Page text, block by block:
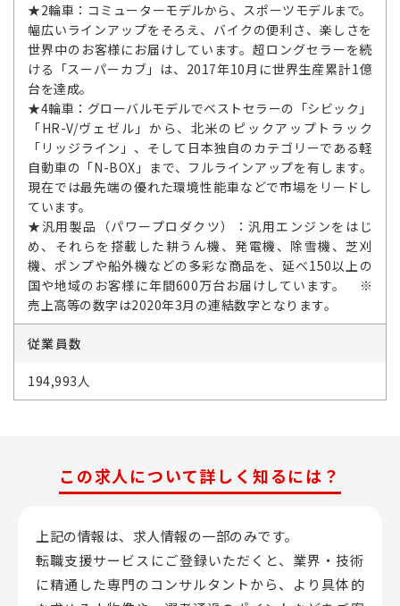
★2輪車：コミューターモデルから、スポーツモデルまで。
幅広いラインアップをそろえ、バイクの便利さ、楽しさを
世界中のお客様にお届けしています。超ロングセラーを続
ける「スーパーカブ」は、2017年10月に世界生産累計1億
台を達成。
★4輪車：グローバルモデルでベストセラーの「シビック」
「HR-V/ヴェゼル」から、北米のピックアップトラック
「リッジライン」、そして日本独自のカテゴリーである軽
自動車の「N-BOX」まで、フルラインアップを有します。
現在では最先端の優れた環境性能車などで市場をリードし
ています。
★汎用製品（パワープロダクツ）：汎用エンジンをはじ
め、それらを搭載した耕うん機、発電機、除雪機、芝刈
機、ポンプや船外機などの多彩な商品を、延べ150以上の
国や地域のお客様に年間600万台お届けしています。 ※
売上高等の数字は2020年3月の連結数字となります。
従業員数
194,993人
この求人について詳しく知るには？
上記の情報は、求人情報の一部のみです。
転職支援サービスにご登録いただくと、業界・技術
に精通した専門のコンサルタントから、 より具体的